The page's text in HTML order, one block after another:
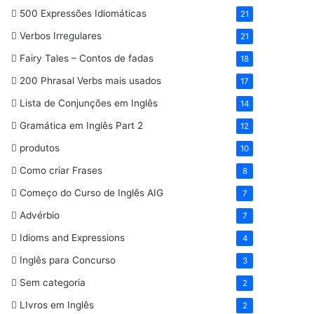
500 Expressões Idiomáticas 21
Verbos Irregulares 21
Fairy Tales – Contos de fadas 18
200 Phrasal Verbs mais usados 17
Lista de Conjunções em Inglês 14
Gramática em Inglês Part 2 12
produtos 10
Como criar Frases 8
Começo do Curso de Inglês AIG 7
Advérbio 7
Idioms and Expressions 4
Inglês para Concurso 3
Sem categoria 2
LIvros em Inglês 2